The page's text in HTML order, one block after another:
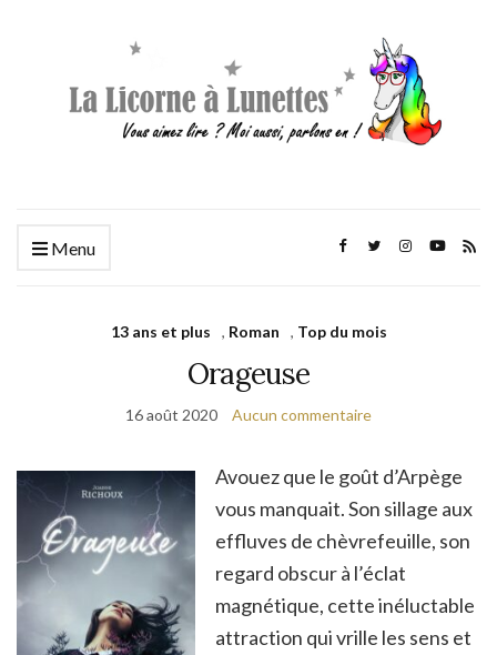
Menu
13 ans et plus , Roman , Top du mois
Orageuse
16 août 2020 Aucun commentaire
Avouez que le goût d’Arpège
vous manquait. Son sillage aux
effluves de chèvrefeuille, son
regard obscur à l’éclat
magnétique, cette inéluctable
attraction qui vrille les sens et